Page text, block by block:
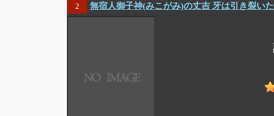
2 無宿人御子神(みこがみ)の丈吉 牙は引き裂いた